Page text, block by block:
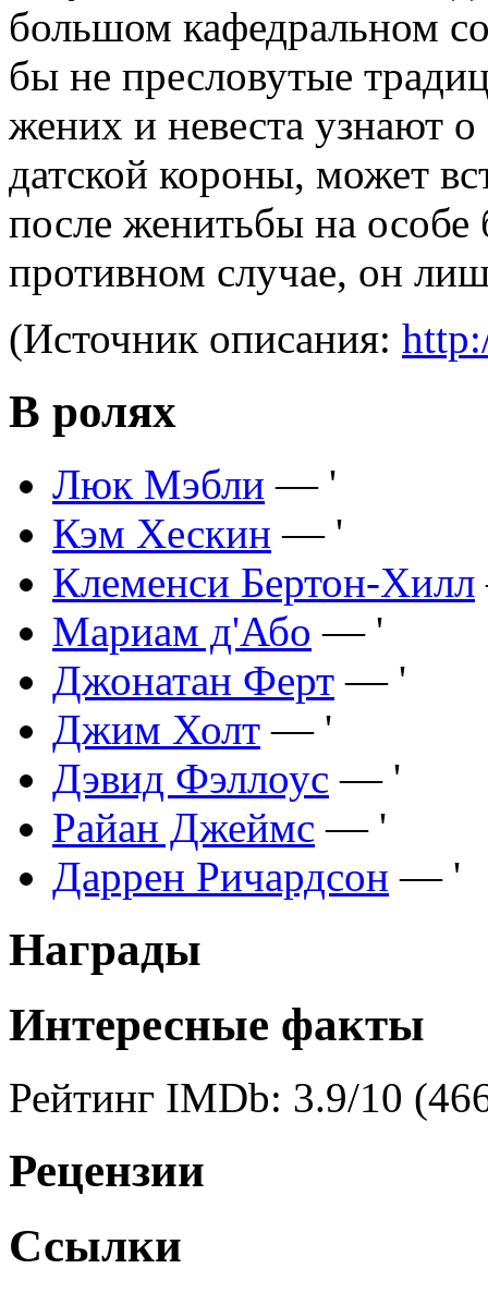
большом кафедральном
бы не пресловутые
жених и невеста узнают
датской короны, может
после женитьбы на
противном случае, он
(Источник описания:
В ролях
Люк Мэбли — '
Кэм Хескин — '
Клеменси Бертон-Хилл
Мариам д'Або — '
Джонатан Ферт — '
Джим Холт — '
Дэвид Фэллоус — '
Райан Джеймс — '
Даррен Ричардсон — '
Награды
Интересные факты
Рейтинг IMDb: 3.9/10
Рецензии
Ссылки